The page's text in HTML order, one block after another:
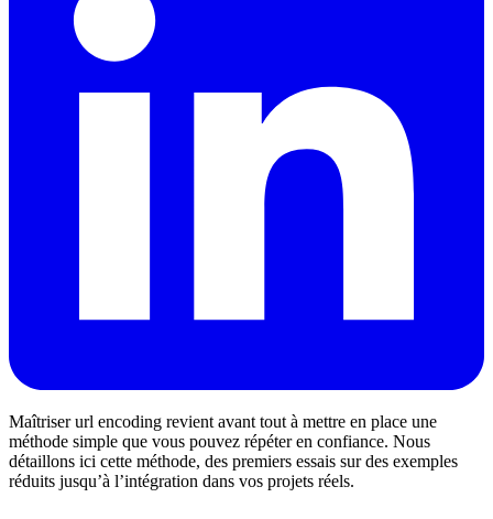
Maîtriser url encoding revient avant tout à mettre en place une
méthode simple que vous pouvez répéter en confiance. Nous
détaillons ici cette méthode, des premiers essais sur des exemples
réduits jusqu’à l’intégration dans vos projets réels.